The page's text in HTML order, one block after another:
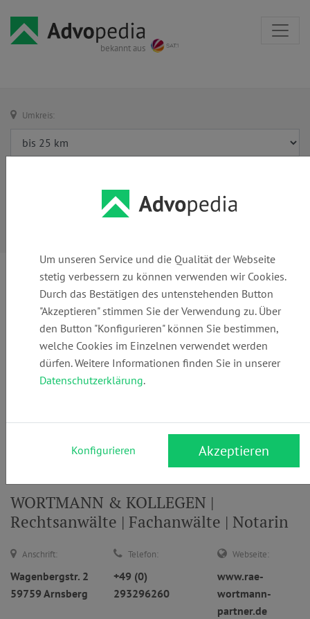
bekannt aus
Umkreis:
... oder
WORTMANN & KOLLEGEN |
Rechtsanwälte | Fachanwälte | Notarin
Anschrift:
Wagenbergstr. 2
59759 Arnsberg
Telefon:
+49 (0)
293296260
Webseite:
www.rae-
wortmann-
partner.de
Um unseren Service und die Qualität der Webseite
stetig verbessern zu können verwenden wir Cookies.
Durch das Bestätigen des untenstehenden Button
"Akzeptieren" stimmen Sie der Verwendung zu. Über
den Button "Konfigurieren" können Sie bestimmen,
welche Cookies im Einzelnen verwendet werden
dürfen. Weitere Informationen finden Sie in unserer
Datenschutzerklärung.
Konfigurieren Akzeptieren